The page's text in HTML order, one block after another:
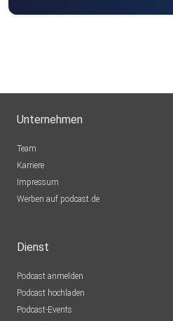
Unternehmen
Team
Karriere
Impressum
Werben auf podcast.de
Dienst
Podcast anmelden
Podcast hochladen
Podcast-Events